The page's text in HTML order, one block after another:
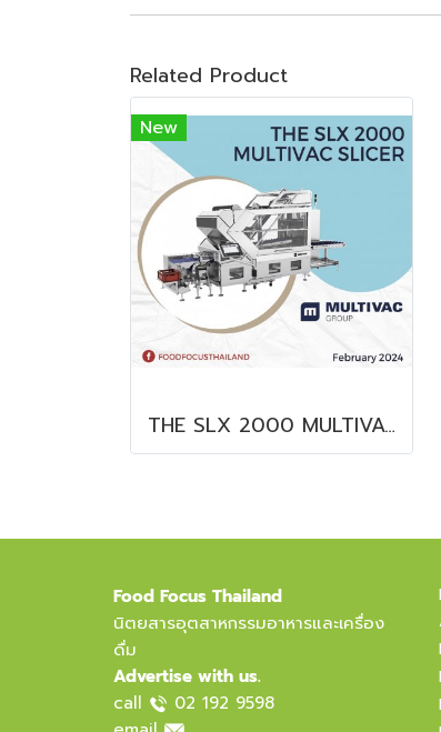
Related Product
New
THE SLX 2000 MULTIVAC SLICER
Food Focus Thailand
นิตยสารอุตสาหกรรมอาหารและเครื่อง
ดื่ม
Advertise with us.
call
02 192 9598